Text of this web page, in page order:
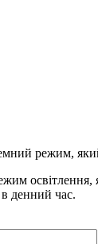
режим,
освітлення,
денний час.